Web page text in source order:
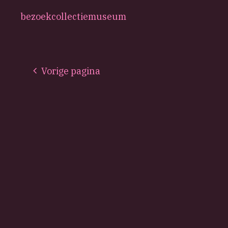
bezoekcollectiemuseum
Vorige pagina